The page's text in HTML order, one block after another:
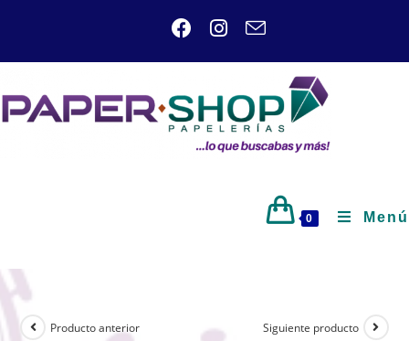
0 Menú
Producto anterior Siguiente producto